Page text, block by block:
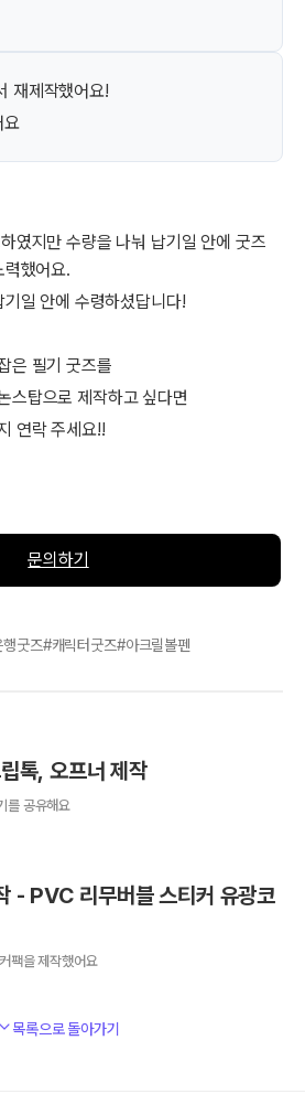
재제작했어요!
요
였지만 수량을 나눠 납기일 안에 굿즈
했어요.
일 안에 수령하셨답니다!
은 필기 굿즈를
스탑으로 제작하고 싶다면
연락 주세요!!
문의하기
행굿즈 캐릭터굿즈 아크릴볼펜
톡, 오프너 제작
를 공유해요
- PVC 리무버블 스티커 유광코
팩을 제작했어요
목록으로 돌아가기